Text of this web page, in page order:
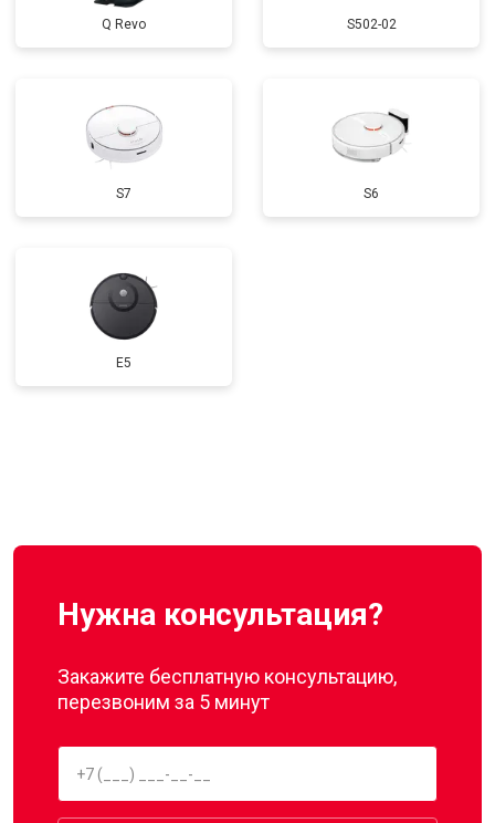
Q Revo S502-02
S7 S6
E5
Нужна консультация?
Закажите бесплатную консультацию,
перезвоним за 5 минут